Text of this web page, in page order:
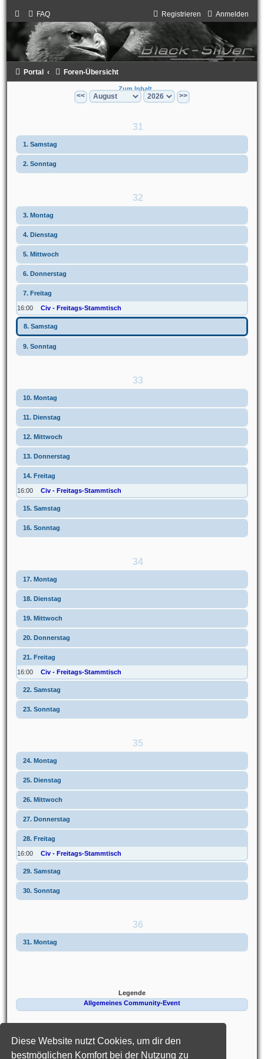
Diese Website nutzt Cookies, um dir den
bestmöglichen Komfort bei der Nutzung zu
FAQ Anmelden
Registrieren
Portal Foren-Übersicht
Zum Inhalt
<< >>
31
1. Samstag
2. Sonntag
32
3. Montag
4. Dienstag
5. Mittwoch
6. Donnerstag
7. Freitag
16:00 Civ - Freitags-Stammtisch
8. Samstag
9. Sonntag
33
10. Montag
11. Dienstag
12. Mittwoch
13. Donnerstag
14. Freitag
16:00 Civ - Freitags-Stammtisch
15. Samstag
16. Sonntag
34
17. Montag
18. Dienstag
19. Mittwoch
20. Donnerstag
21. Freitag
16:00 Civ - Freitags-Stammtisch
22. Samstag
23. Sonntag
35
24. Montag
25. Dienstag
26. Mittwoch
27. Donnerstag
28. Freitag
16:00 Civ - Freitags-Stammtisch
29. Samstag
30. Sonntag
36
31. Montag
Legende
Allgemeines Community-Event
Portal Foren-Übersicht